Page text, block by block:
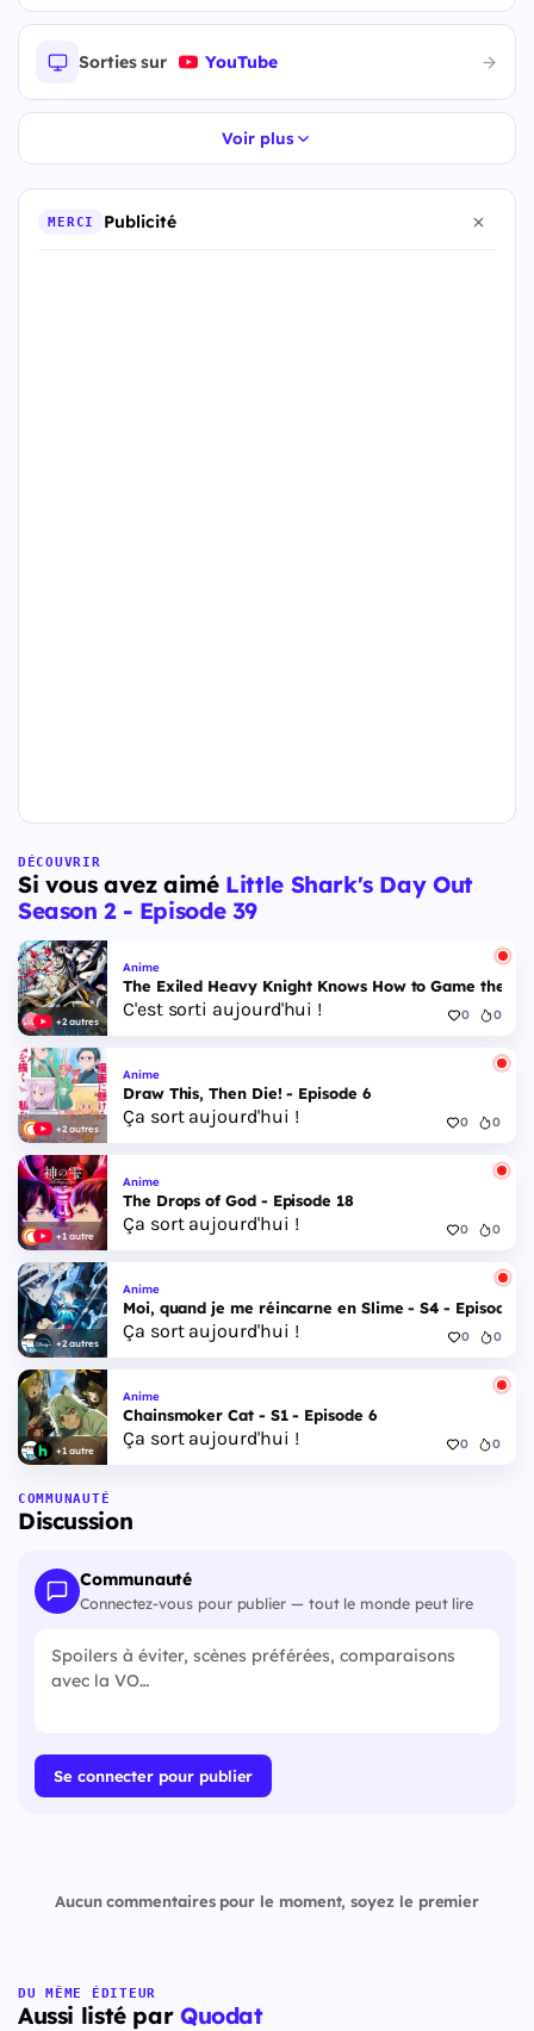
Sorties sur YouTube
Voir plus
MERCI Publicité
DÉCOUVRIR
Si vous avez aimé Little Shark's Day Out
Season 2 - Episode 39
+2 autres
Anime
The Exiled Heavy Knight Knows How to Game the
C'est sorti aujourd'hui ! 0 0
+2 autres
Anime
Draw This, Then Die! - Episode 6
Ça sort aujourd'hui ! 0 0
+1 autre
Anime
The Drops of God - Episode 18
Ça sort aujourd'hui ! 0 0
+2 autres
Anime
Moi, quand je me réincarne en Slime - S4 - Episode
Ça sort aujourd'hui ! 0 0
+1 autre
Anime
Chainsmoker Cat - S1 - Episode 6
Ça sort aujourd'hui ! 0 0
COMMUNAUTÉ
Discussion
Communauté
Connectez-vous pour publier — tout le monde peut lire
Se connecter pour publier
Aucun commentaires pour le moment, soyez le premier
DU MÊME ÉDITEUR
Aussi listé par Quodat